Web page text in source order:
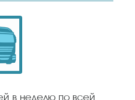
в неделю по всей